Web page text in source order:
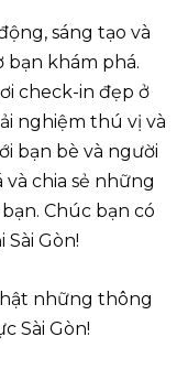
sáng tạo và
bạn khám phá.
check-in đẹp ở
nghiệm thú vị và
bạn bè và người
chia sẻ những
Chúc bạn có
Gòn!
những thông
Sài Gòn!